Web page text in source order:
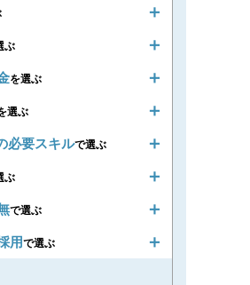
ぶ
を選ぶ
選ぶ
必要スキルで選ぶ
ぶ
で選ぶ
用で選ぶ